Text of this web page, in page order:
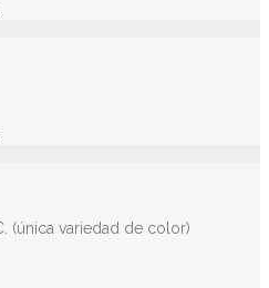
(única variedad de color)